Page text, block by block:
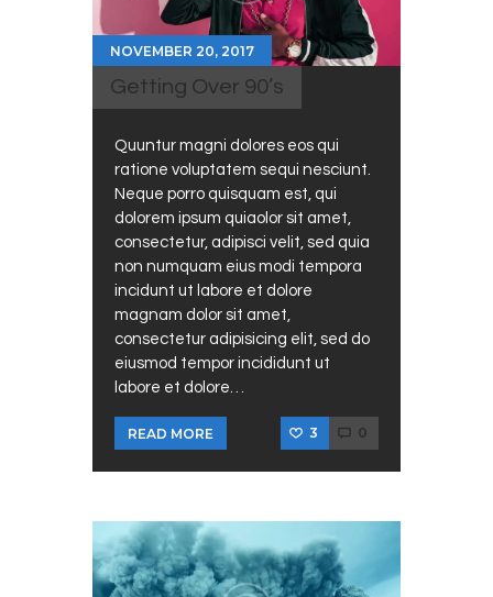
NOVEMBER 20, 2017
Getting Over 90’s
Quuntur magni dolores eos qui
ratione voluptatem sequi nesciunt.
Neque porro quisquam est, qui
dolorem ipsum quiaolor sit amet,
consectetur, adipisci velit, sed quia
non numquam eius modi tempora
incidunt ut labore et dolore
magnam dolor sit amet,
consectetur adipisicing elit, sed do
eiusmod tempor incididunt ut
labore et dolore…
READ MORE 3 0